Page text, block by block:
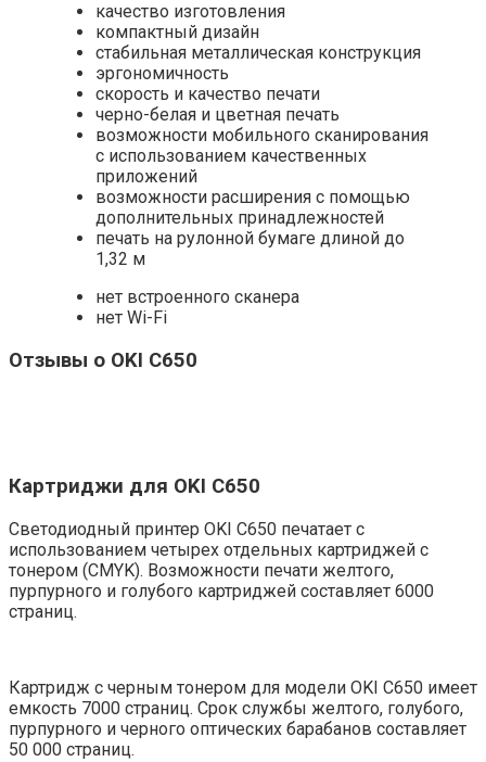
качество изготовления
компактный дизайн
стабильная металлическая конструкция
эргономичность
скорость и качество печати
черно-белая и цветная печать
возможности мобильного сканирования
с использованием качественных
приложений
возможности расширения с помощью
дополнительных принадлежностей
печать на рулонной бумаге длиной до
1,32 м
нет встроенного сканера
нет Wi-Fi
Отзывы о OKI C650
Картриджи для OKI C650
Светодиодный принтер OKI C650 печатает с
использованием четырех отдельных картриджей с
тонером (CMYK). Возможности печати желтого,
пурпурного и голубого картриджей составляет 6000
страниц.
Картридж с черным тонером для модели OKI C650 имеет
емкость 7000 страниц. Срок службы желтого, голубого,
пурпурного и черного оптических барабанов составляет
50 000 страниц.